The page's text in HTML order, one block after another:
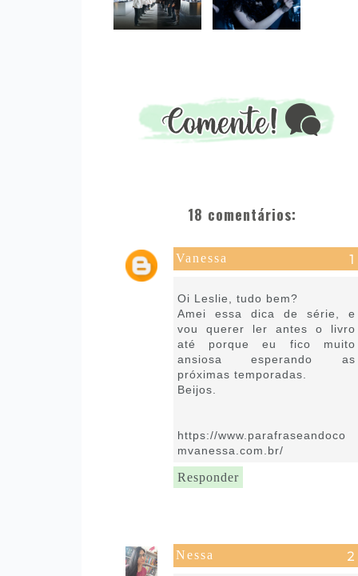
18 comentários:
Vanessa
Oi Leslie, tudo bem?
Amei essa dica de série, e
vou querer ler antes o livro
até porque eu fico muito
ansiosa esperando as
próximas temporadas.
Beijos.
https://www.parafraseandoco
mvanessa.com.br/
Responder
Nessa